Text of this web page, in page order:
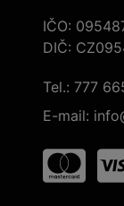
IČO:
DIČ:
Tel.: 777
E-mail: